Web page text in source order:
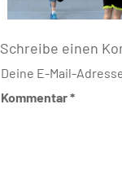
Schreibe einen
Deine E-Mail-
Kommentar*